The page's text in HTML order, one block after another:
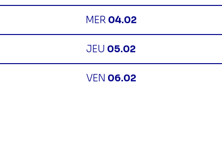
MER 04.02
JEU 05.02
VEN 06.02